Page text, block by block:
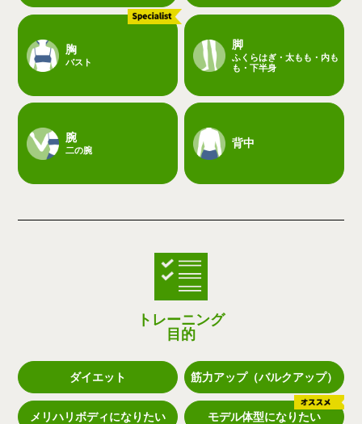
胸
バスト
脚
ふくらはぎ・太もも・内も
も・下半身
腕
二の腕
背中
トレーニング
目的
ダイエット 筋力アップ（バルクアップ）
メリハリボディになりたい モデル体型になりたい